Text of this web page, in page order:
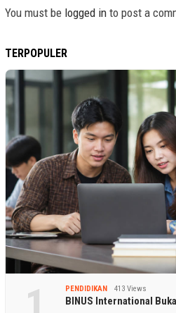
You must be logged in to post a
TERPOPULER
PENDIDIKAN 413 Views
BINUS International